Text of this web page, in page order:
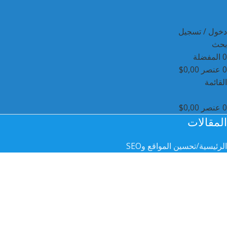
دخول / تسجيل
بحث
0 المفضلة
0 عنصر $0,00
القائمة
0 عنصر $0,00
المقالات
الرئيسية تحسين المواقع وSEO